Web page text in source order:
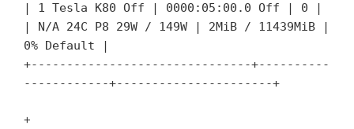
| 1 Tesla K80 Off | 0000:05:00.0 Off | 0 |
| N/A 24C P8 29W / 149W | 2MiB / 11439MiB |
0% Default |
+-------------------------------+----------
------------+----------------------+
+